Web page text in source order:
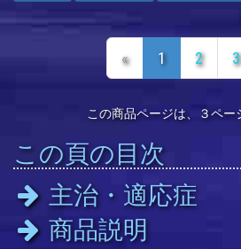
« 1 2 3
この商品ページは、３ペー
この頁の目次
主治・適応症
商品説明